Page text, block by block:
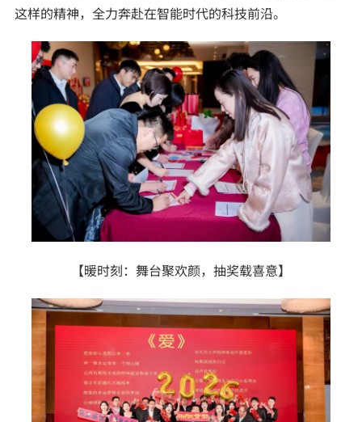
这样的精神，全力奔赴在智能时代的科技前沿。
【暖时刻：舞台聚欢颜，抽奖载喜意】